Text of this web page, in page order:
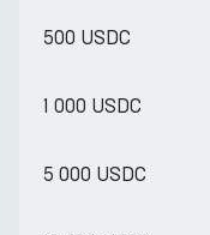
500 USDC
1 000 USDC
5 000 USDC